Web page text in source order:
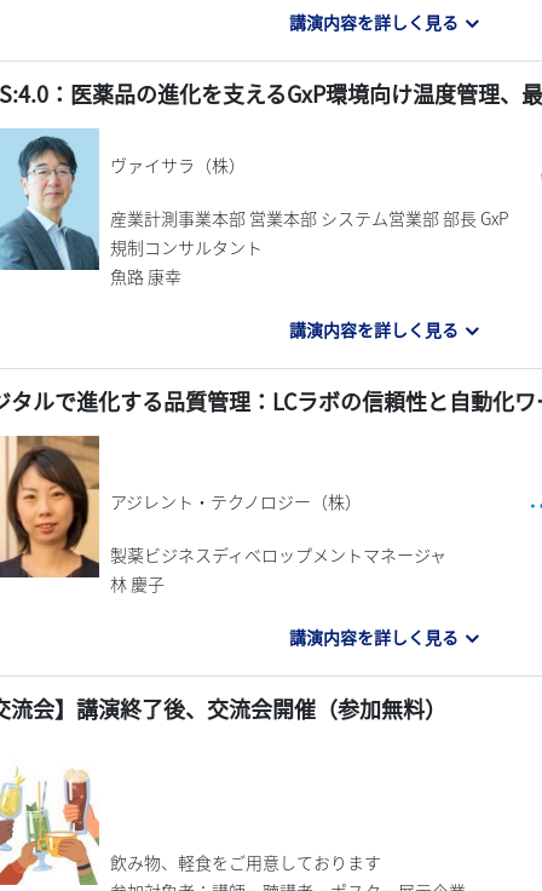
講演内容を詳しく見る
：医薬品の進化を支えるGxP環境向け温度管理、
ヴァイサラ（株）
産業計測事業本部 営業本部 システム営業部 部長 GxP
規制コンサルタント
魚路 康幸
講演内容を詳しく見る
タルで進化する品質管理：LCラボの信頼性と自動化
アジレント・テクノロジー（株）
製薬ビジネスディベロップメントマネージャ
林 慶子
講演内容を詳しく見る
流会】講演終了後、交流会開催（参加無料）
飲み物、軽食をご用意しております